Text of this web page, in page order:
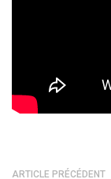
ARTICLE PRÉCÉDENT